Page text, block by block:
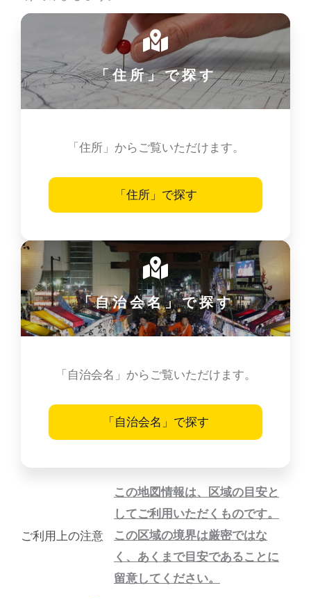
「住所」で探す
「住所」からご覧いただけます。
「住所」で探す
「自治会名」で探す
「自治会名」からご覧いただけます。
「自治会名」で探す
ご利用上の注意
この地図情報は、区域の目安と
してご利用いただくものです。
この区域の境界は厳密ではな
く、あくまで目安であることに
留意してください。